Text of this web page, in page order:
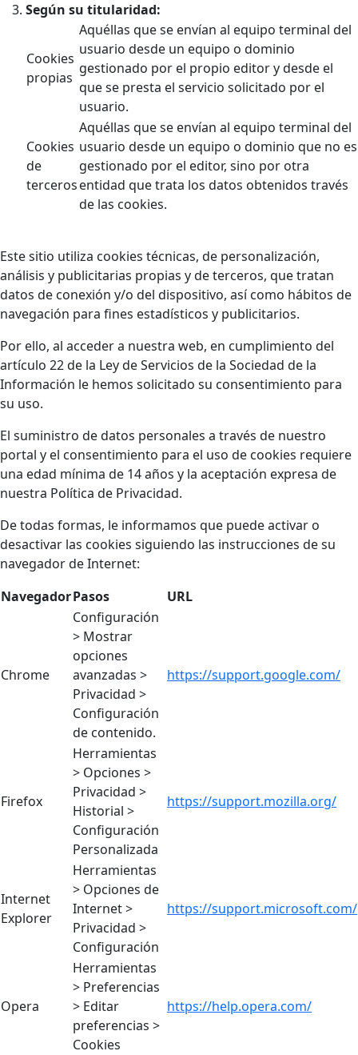
Según su titularidad:
Cookies
propias
Aquéllas que se envían al equipo terminal del
usuario desde un equipo o dominio
gestionado por el propio editor y desde el
que se presta el servicio solicitado por el
usuario.
Cookies
de
terceros
Aquéllas que se envían al equipo terminal del
usuario desde un equipo o dominio que no es
gestionado por el editor, sino por otra
entidad que trata los datos obtenidos través
de las cookies.
Este sitio utiliza cookies técnicas, de personalización,
análisis y publicitarias propias y de terceros, que tratan
datos de conexión y/o del dispositivo, así como hábitos de
navegación para fines estadísticos y publicitarios.
Por ello, al acceder a nuestra web, en cumplimiento del
artículo 22 de la Ley de Servicios de la Sociedad de la
Información le hemos solicitado su consentimiento para
su uso.
El suministro de datos personales a través de nuestro
portal y el consentimiento para el uso de cookies requiere
una edad mínima de 14 años y la aceptación expresa de
nuestra Política de Privacidad.
De todas formas, le informamos que puede activar o
desactivar las cookies siguiendo las instrucciones de su
navegador de Internet:
NavegadorPasos URL
Chrome
Configuración
> Mostrar
opciones
avanzadas >
Privacidad >
Configuración
de contenido.
https://support.google.com/
Firefox
Herramientas
> Opciones >
Privacidad >
Historial >
Configuración
Personalizada
https://support.mozilla.org/
Internet
Explorer
Herramientas
> Opciones de
Internet >
Privacidad >
Configuración
https://support.microsoft.com/
Opera
Herramientas
> Preferencias
> Editar
preferencias >
Cookies
https://help.opera.com/